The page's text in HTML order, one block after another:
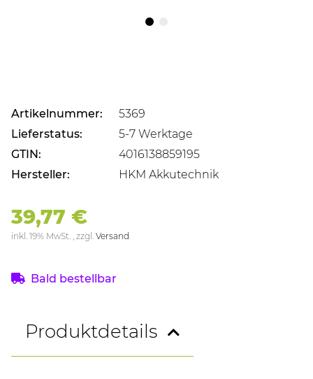
Artikelnummer:
5369
Lieferstatus:
5-7 Werktage
GTIN:
4016138859195
Hersteller:
HKM Akkutechnik
39,77 €
inkl. 19% MwSt. , zzgl. Versand
Bald bestellbar
Produktdetails